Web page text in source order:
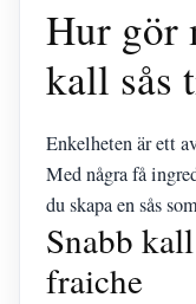
Hur gör
kall sås
Enkelheten är ett
Med några få
du skapa en sås
Snabb
fraiche